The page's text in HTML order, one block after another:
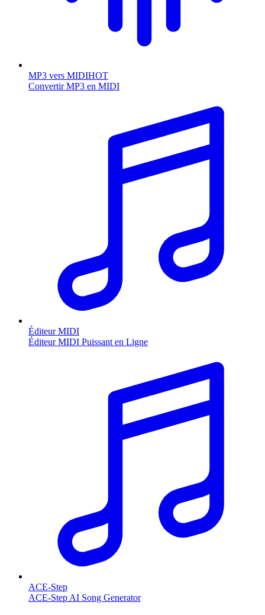
MP3 vers MIDIHOT
Convertir MP3 en MIDI
Éditeur MIDI
Éditeur MIDI Puissant en Ligne
ACE-Step
ACE-Step AI Song Generator